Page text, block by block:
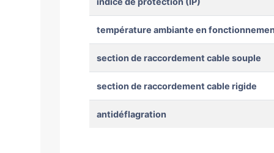
température ambiante en
section de raccordement cable souple
section de raccordement cable rigide
antidéflagration